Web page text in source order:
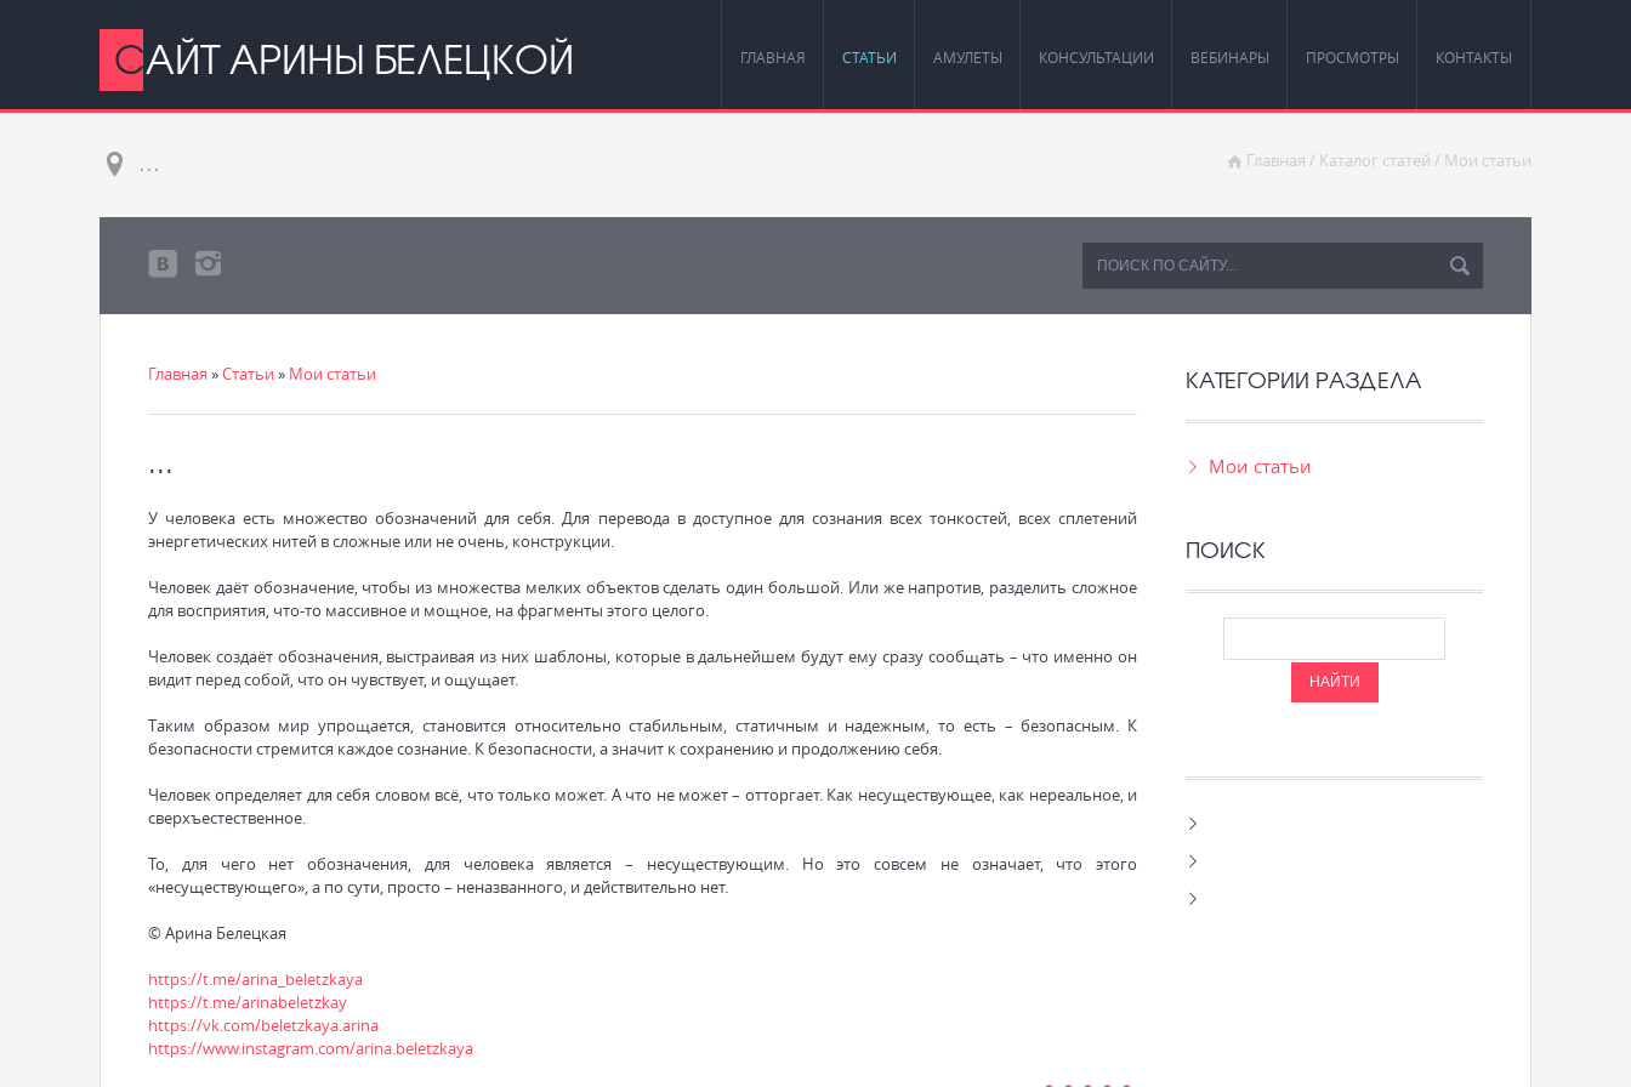
САЙТ АРИНЫ БЕЛЕЦКОЙ ГЛАВНАЯ СТАТЬИ АМУЛЕТЫ КОНСУЛЬТАЦИИ ВЕБИНАРЫ ПРОСМОТРЫ КОНТАКТЫ
... Главная / Каталог статей / Мои статьи
Главная »Статьи» Мои статьи
...
У человека есть множество обозначений для себя. Для перевода в доступное для сознания всех тонкостей, всех сплетений
энергетических нитей в сложные или не очень, конструкции.
Человек даёт обозначение, чтобы из множества мелких объектов сделать один большой. Или же напротив, разделить сложное
для восприятия, что-то массивное и мощное, на фрагменты этого целого.
Человек создаёт обозначения, выстраивая из них шаблоны, которые в дальнейшем будут ему сразу сообщать – что именно он
видит перед собой, что он чувствует, и ощущает.
Таким образом мир упрощается, становится относительно стабильным, статичным и надежным, то есть – безопасным. К
безопасности стремится каждое сознание. К безопасности, а значит к сохранению и продолжению себя.
Человек определяет для себя словом всё, что только может. А что не может – отторгает. Как несуществующее, как нереальное, и
сверхъестественное.
То, для чего нет обозначения, для человека является – несуществующим. Но это совсем не означает, что этого
«несуществующего», а по сути, просто – неназванного, и действительно нет.
© Арина Белецкая
https://t.me/arina_beletzkaya
https://t.me/arinabeletzkay
https://vk.com/beletzkaya.arina
https://www.instagram.com/arina.beletzkaya
КАТЕГОРИИ РАЗДЕЛА
Мои статьи
ПОИСК